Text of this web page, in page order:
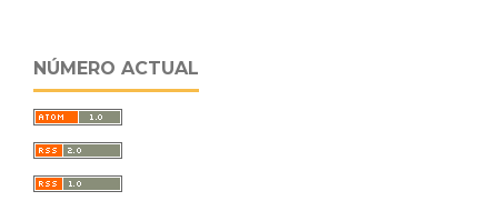
NÚMERO ACTUAL